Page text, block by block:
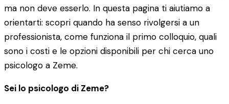
ma non deve esserlo. In questa pagina ti aiutiamo a
orientarti: scopri quando ha senso rivolgersi a un
professionista, come funziona il primo colloquio, quali
sono i costi e le opzioni disponibili per chi cerca uno
psicologo a Zeme.
Sei lo psicologo di Zeme?